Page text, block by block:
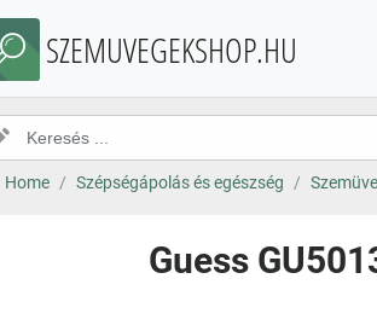
SZEMUVEGEKSHOP.HU
Home Szépségápolás és egészség
Guess